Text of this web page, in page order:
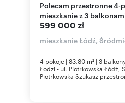
Polecam przestronne 4-pokojowe
mieszkanie z 3
599 000 zł
mieszkanie Łódź,
4 pokoje | 83,80 m² | 3
Łodzi - ul. Piotrkowska Łódź,
Piotrkowska Szukasz